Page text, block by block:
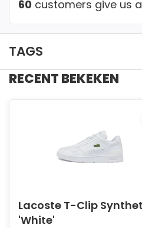
60 customers give us a
TAGS
RECENT BEKEKEN
Lacoste T-Clip
'White'